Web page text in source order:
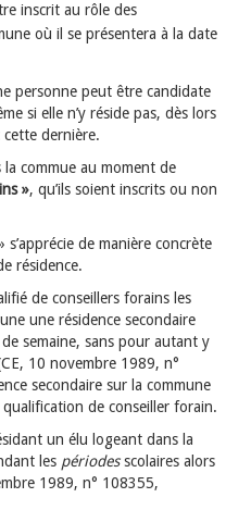
inscrit au rôle des
où il se présentera à la date
personne peut être candidate
si elle n’y réside pas, dès lors
cette dernière.
commue au moment de
», qu’ils soient inscrits ou non
de manière concrète
résidence.
de conseillers forains les
une résidence secondaire
semaine, sans pour autant y
10 novembre 1989, n°
secondaire sur la commune
de conseiller forain.
un élu logeant dans la
les périodesscolaires alors
1989, n° 108355,